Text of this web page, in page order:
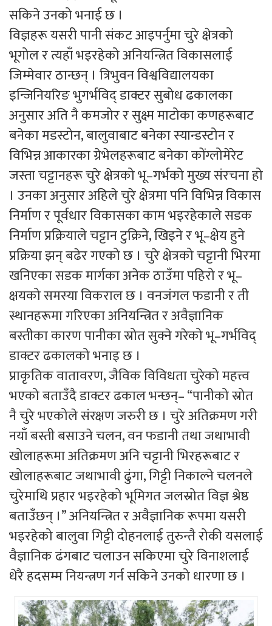
सकिने उनको भनाई छ ।
विज्ञहरू यसरी पानी संकट आइपर्नुमा चुरे क्षेत्रको
भूगोल र त्यहाँ भइरहेको अनियन्त्रित विकासलाई
जिम्मेवार ठान्छन् । त्रिभुवन विश्वविद्यालयका
इन्जिनियरिङ भुगर्भविद् डाक्टर सुबोध ढकालका
अनुसार अति नै कमजोर र सुक्ष्म माटोका कणहरूबाट
बनेका मडस्टोन, बालुवाबाट बनेका स्यान्डस्टोन र
विभिन्न आकारका ग्रेभेलहरूबाट बनेका कोंग्लोमेरेट
जस्ता चट्टानहरू चुरे क्षेत्रको भू–गर्भको मुख्य संरचना हो
। उनका अनुसार अहिले चुरे क्षेत्रमा पनि विभिन्न विकास
निर्माण र पूर्वधार विकासका काम भइरहेकाले सडक
निर्माण प्रक्रियाले चट्टान टुक्रिने, खिइने र भू–क्षेय हुने
प्रक्रिया झन् बढेर गएको छ । चुरे क्षेत्रको चट्टानी भिरमा
खनिएका सडक मार्गका अनेक ठाउँमा पहिरो र भू–
क्षयको समस्या विकराल छ । वनजंगल फडानी र ती
स्थानहरूमा गरिएका अनियन्त्रित र अवैज्ञानिक
बस्तीका कारण पानीका स्रोत सुक्ने गरेको भू–गर्भविद्
डाक्टर ढकालको भनाइ छ ।
प्राकृतिक वातावरण, जैविक विविधता चुरेको महत्त्व
भएको बताउँदै डाक्टर ढकाल भन्छन्– “पानीको स्रोत
नै चुरे भएकोले संरक्षण जरुरी छ । चुरे अतिक्रमण गरी
नयाँ बस्ती बसाउने चलन, वन फडानी तथा जथाभावी
खोलाहरूमा अतिक्रमण अनि चट्टानी भिरहरूबाट र
खोलाहरूबाट जथाभावी ढुंगा, गिट्टी निकाल्ने चलनले
चुरेमाथि प्रहार भइरहेको भूमिगत जलस्रोत विज्ञ श्रेष्ठ
बताउँछन् ।” अनियन्त्रित र अवैज्ञानिक रूपमा यसरी
भइरहेको बालुवा गिट्टी दोहनलाई तुरुन्तै रोकी यसलाई
वैज्ञानिक ढंगबाट चलाउन सकिएमा चुरे विनाशलाई
धेरै हदसम्म नियन्त्रण गर्न सकिने उनको धारणा छ ।